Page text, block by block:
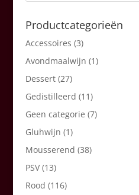
Productcategorieën
Accessoires (3)
Avondmaalwijn (1)
Dessert (27)
Gedistilleerd (11)
Geen categorie (7)
Gluhwijn (1)
Mousserend (38)
PSV (13)
Rood (116)